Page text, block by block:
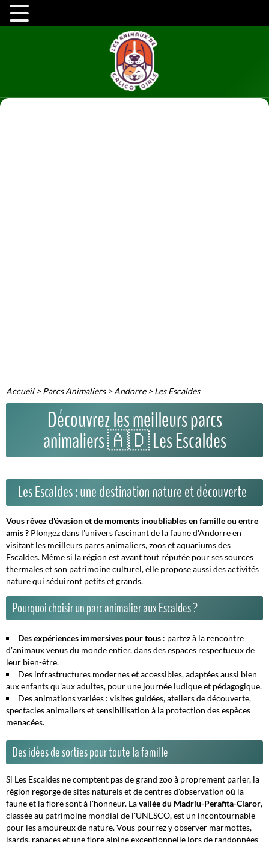
Accueil>Parcs Animaliers>Andorre>Les Escaldes
Découvrez les meilleurs parcs
animaliers 🇦🇩 Les Escaldes
Les Escaldes : une destination nature et découverte
Vous rêvez d'évasion et de moments inoubliables en famille ou entre
amis ? Plongez dans l'univers fascinant de la faune d'Andorre en
visitant les meilleurs parcs animaliers, zoos et aquariumsdes
Escaldes. Même si la région est avant tout réputée pour ses sources
thermales et son patrimoine culturel, elle propose aussi des activités
nature qui séduiront petits et grands.
Pourquoi choisir un parc animalier aux Escaldes ?
Des expériences immersives pour tous : partez à la rencontre
d'animaux venus du monde entier, dans des espaces respectueux de
leur bien-être.
Des infrastructures modernes et accessibles, adaptées aussi bien
aux enfants qu'aux adultes, pour une journée ludique et pédagogique.
Des animations variées : visites guidées, ateliers de découverte,
spectacles animaliers et sensibilisation à la protection des espèces
menacées.
Des idées de sorties pour toute la famille
Si Les Escaldes ne comptent pas de grand zoo à proprement parler, la
région regorge de sites naturels et de centres d'observation où la
faune et la flore sont à l'honneur. Lavallée du Madriu-Perafita-Claror,
classée au patrimoine mondial de l'UNESCO, est un incontournable
pour les amoureux de nature. Vous pourrez y observer marmottes,
isards, rapaces et une flore alpine exceptionnelle lors de randonnées